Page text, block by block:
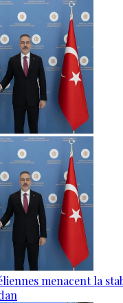
menacent la